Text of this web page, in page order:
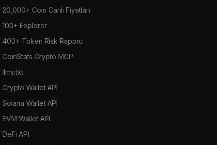
20,000+ Coin Canlı Fiyatları
100+ Explorer
400+ Token Risk Raporu
CoinStats Crypto MCP
llms.txt
Crypto Wallet API
Solana Wallet API
EVM Wallet API
DeFi API